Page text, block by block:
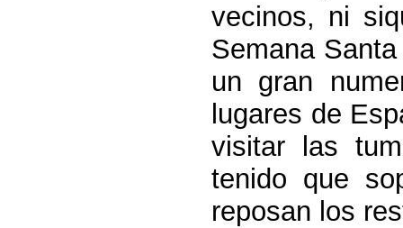
vecinos, ni
Semana
un gran
lugares de
visitar las
tenido que
reposan los